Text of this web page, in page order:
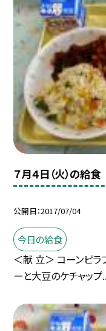
７月４日（火）の給食
公開日 2017/07/04
今日の給食
＜献 立＞ コーンピラ
ーと大豆のケチャップ